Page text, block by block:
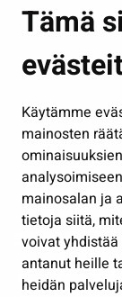
Tämä
Käytämme
mainosten
mainosalan ja
tietoja siitä,
voivat
antanut heille
heidän
Kasvatus ja
Kulttuuri ja
Työ ja
Osallistu ja asioi
Näytä omat
Seuraa meitä